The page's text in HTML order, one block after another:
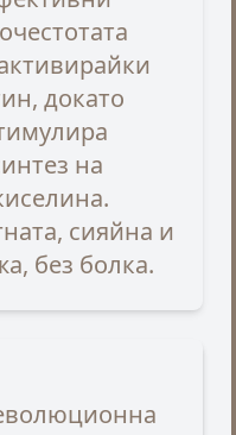
докато
на
сияйна и
без болка.